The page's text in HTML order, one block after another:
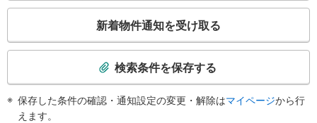
検
新着物件通知を受け取る
検索条件を保存する
保存した条件の確認・通知設定の変更・解除はマイページから行
えます。